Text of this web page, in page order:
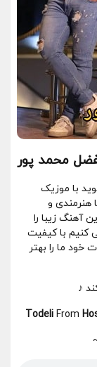
محمد پور
با موزیک
هنرمندی و
آهنگ زیبا را
کنیم با کیفیت
خود ما را بهتر
♪
Todeli From